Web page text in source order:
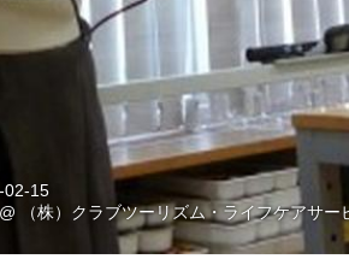
02-15
@ （株）クラブツーリズム・ライフケアサー